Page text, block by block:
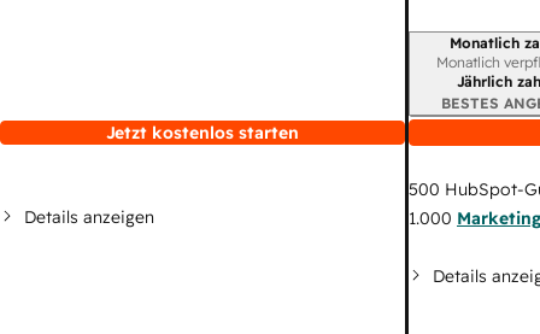
Jetzt kostenlos starten
Details anzeigen
Monatlich
Monatlich
Jährlich
BESTES
500 HubSpot-
1.000
Details